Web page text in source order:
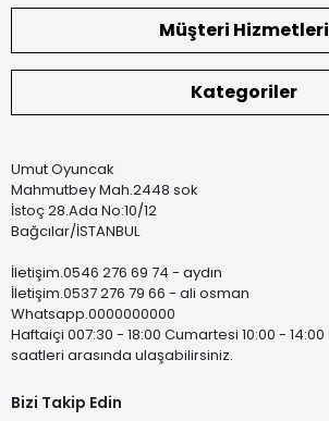
Müşteri Hizmetleri
Kategoriler
Umut Oyuncak
Mahmutbey Mah.2448 sok
İstoç 28.Ada No:10/12
Bağcılar/İSTANBUL
İletişim.0546 276 69 74 - aydın
İletişim.0537 276 79 66 - ali osman
Whatsapp.0000000000
Haftaiçi 007:30 - 18:00 Cumartesi 10:00 - 14:00
saatleri arasında ulaşabilirsiniz.
Bizi Takip Edin